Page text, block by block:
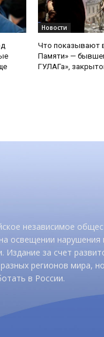
Новости
Что показывают
Памяти» —
ГУЛАГа»,
независимое
освещении нарушения
Издание за счет
регионов мира,
в России.